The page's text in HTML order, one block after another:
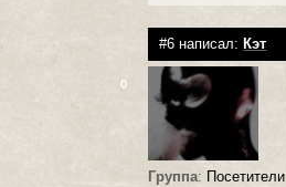
#6 написал: Кэт
0
Группа: Посетители